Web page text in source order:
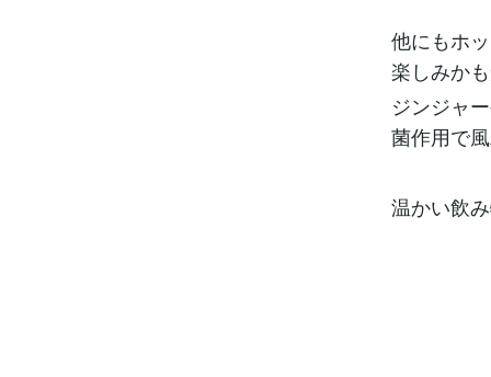
他にもホ
楽しみか
ジンジャ
菌作用で
温かい飲